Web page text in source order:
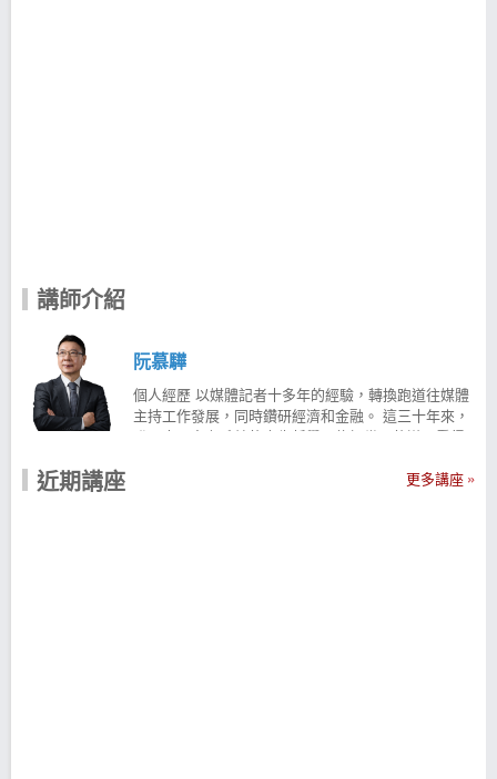
講師介紹
阮慕驊
個人經歷 以媒體記者十多年的經驗，轉換跑道往媒體
主持工作發展，同時鑽研經濟和金融。 這三十年來，
發展出一套有系統的人生哲學，能把世間的道理看得
裕的境界。 活的健康、活的自由、活的富裕，這是我
近期講座 更多講座